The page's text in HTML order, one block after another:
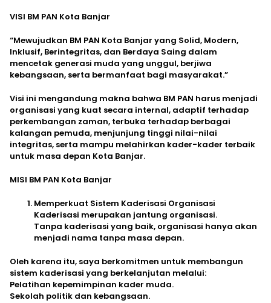
VISI BM PAN Kota Banjar
“Mewujudkan BM PAN Kota Banjar yang Solid, Modern,
Inklusif, Berintegritas, dan Berdaya Saing dalam
mencetak generasi muda yang unggul, berjiwa
kebangsaan, serta bermanfaat bagi masyarakat.”
Visi ini mengandung makna bahwa BM PAN harus menjadi
organisasi yang kuat secara internal, adaptif terhadap
perkembangan zaman, terbuka terhadap berbagai
kalangan pemuda, menjunjung tinggi nilai-nilai
integritas, serta mampu melahirkan kader-kader terbaik
untuk masa depan Kota Banjar.
MISI BM PAN Kota Banjar
Memperkuat Sistem Kaderisasi Organisasi
Kaderisasi merupakan jantung organisasi.
Tanpa kaderisasi yang baik, organisasi hanya akan
menjadi nama tanpa masa depan.
Oleh karena itu, saya berkomitmen untuk membangun
sistem kaderisasi yang berkelanjutan melalui:
Pelatihan kepemimpinan kader muda.
Sekolah politik dan kebangsaan.